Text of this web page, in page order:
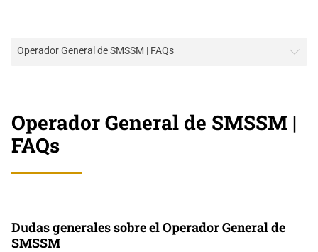
Operador General de SMSSM | FAQs
Operador General de SMSSM |
FAQs
Dudas generales sobre el Operador General de
SMSSM